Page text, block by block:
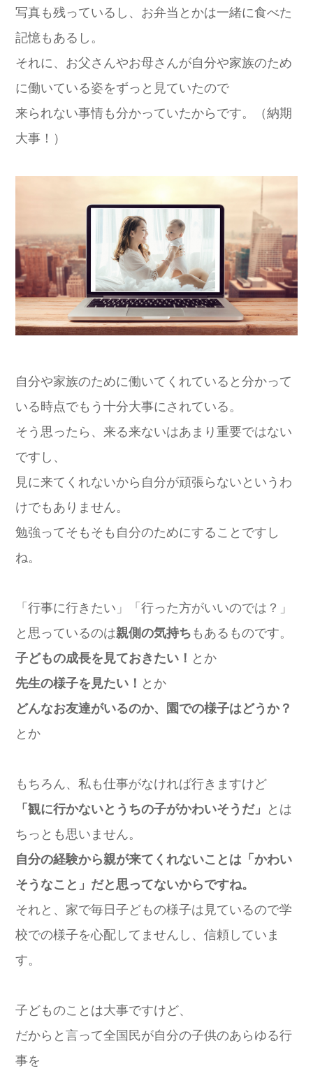
写真も残っているし、お弁当とかは一緒に食べた
記憶もあるし。
それに、お父さんやお母さんが自分や家族のため
に働いている姿をずっと見ていたので
来られない事情も分かっていたからです。（納期
大事！）
自分や家族のために働いてくれていると分かって
いる時点でもう十分大事にされている。
そう思ったら、来る来ないはあまり重要ではない
ですし、
見に来てくれないから自分が頑張らないというわ
けでもありません。
勉強ってそもそも自分のためにすることですし
ね。
「行事に行きたい」「行った方がいいのでは？」
と思っているのは親側の気持ち もあるものです。
子どもの成長を見ておきたい！ とか
先生の様子を見たい！ とか
どんなお友達がいるのか、園での様子はどうか？
とか
もちろん、私も仕事がなければ行きますけど
「観に行かないとうちの子がかわいそうだ」
とは
ちっとも思いません。
自分の経験から親が来てくれないことは「かわい
そうなこと」だと思ってないからですね。
それと、家で毎日子どもの様子は見ているので学
校での様子を心配してませんし、信頼していま
す。
子どものことは大事ですけど、
だからと言って全国民が自分の子供のあらゆる行
事を